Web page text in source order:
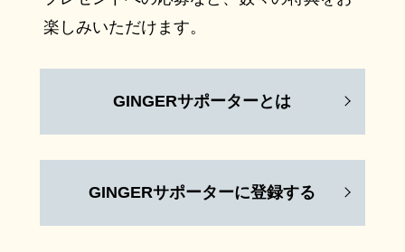
楽しみいただけます。
GINGERサポーターとは
GINGERサポーターに登録する